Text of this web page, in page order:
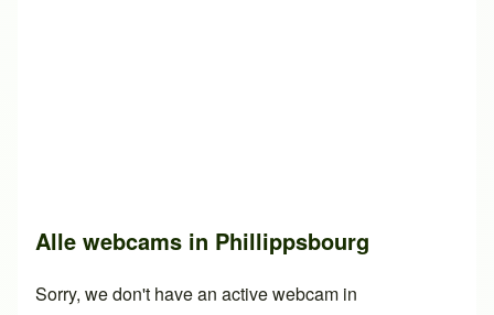
Alle webcams in Phillippsbourg
Sorry, we don't have an active webcam in